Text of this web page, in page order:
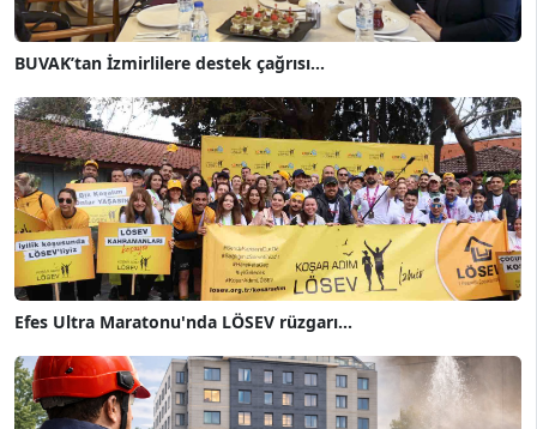
BUVAK’tan İzmirlilere destek çağrısı...
Efes Ultra Maratonu'nda LÖSEV rüzgarı...